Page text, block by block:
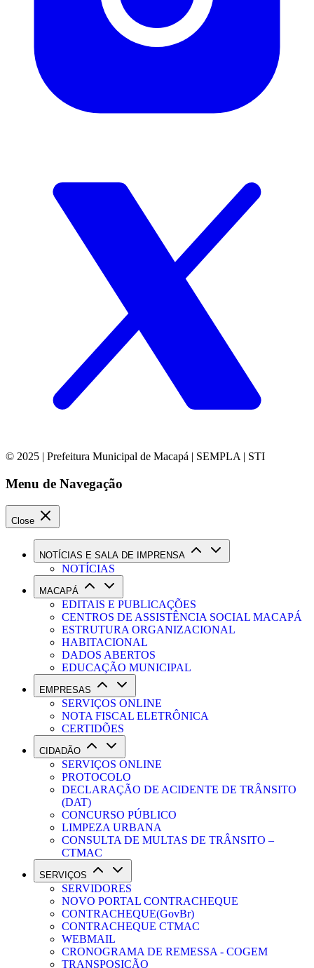
© 2025 | Prefeitura Municipal de Macapá | SEMPLA | STI
Menu de Navegação
Close
NOTÍCIAS E SALA DE IMPRENSA
NOTÍCIAS
MACAPÁ
EDITAIS E PUBLICAÇÕES
CENTROS DE ASSISTÊNCIA SOCIAL MACAPÁ
ESTRUTURA ORGANIZACIONAL
HABITACIONAL
DADOS ABERTOS
EDUCAÇÃO MUNICIPAL
EMPRESAS
SERVIÇOS ONLINE
NOTA FISCAL ELETRÔNICA
CERTIDÕES
CIDADÃO
SERVIÇOS ONLINE
PROTOCOLO
DECLARAÇÃO DE ACIDENTE DE TRÂNSITO
(DAT)
CONCURSO PÚBLICO
LIMPEZA URBANA
CONSULTA DE MULTAS DE TRÂNSITO –
CTMAC
SERVIÇOS
SERVIDORES
NOVO PORTAL CONTRACHEQUE
CONTRACHEQUE(GovBr)
CONTRACHEQUE CTMAC
WEBMAIL
CRONOGRAMA DE REMESSA - COGEM
TRANSPOSIÇÃO